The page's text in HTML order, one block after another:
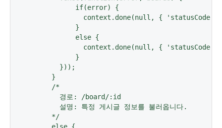
            if(error) {
context.done(null, {
            }
            else {
context.done(null, {
            }
        }));
      }
      /*
        경로: /board/:id
        설명: 특정 게시글 정보를 불러옵니다.
      */